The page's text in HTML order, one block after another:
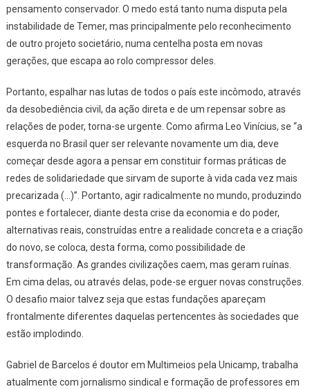
pensamento conservador. O medo está tanto numa disputa pela
instabilidade de Temer, mas principalmente pelo reconhecimento
de outro projeto societário, numa centelha posta em novas
gerações, que escapa ao rolo compressor deles.
Portanto, espalhar nas lutas de todos o país este incômodo, através
da desobediência civil, da ação direta e de um repensar sobre as
relações de poder, torna-se urgente. Como afirma Leo Vinícius, se “a
esquerda no Brasil quer ser relevante novamente um dia, deve
começar desde agora a pensar em constituir formas práticas de
redes de solidariedade que sirvam de suporte à vida cada vez mais
precarizada (…)”. Portanto, agir radicalmente no mundo, produzindo
pontes e fortalecer, diante desta crise da economia e do poder,
alternativas reais, construídas entre a realidade concreta e a criação
do novo, se coloca, desta forma, como possibilidade de
transformação. As grandes civilizações caem, mas geram ruínas.
Em cima delas, ou através delas, pode-se erguer novas construções.
O desafio maior talvez seja que estas fundações apareçam
frontalmente diferentes daquelas pertencentes às sociedades que
estão implodindo.
Gabriel de Barcelos é doutor em Multimeios pela Unicamp, trabalha
atualmente com jornalismo sindical e formação de professores em